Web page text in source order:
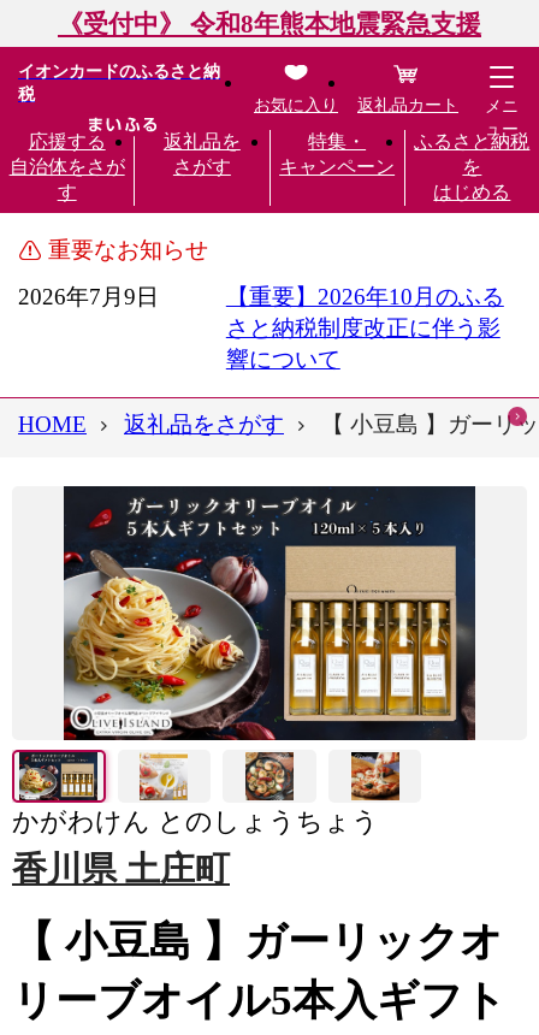
《受付中》 令和8年熊本地震緊急支援
イオンカードのふるさと納
税
応援する
自治体をさが
す
返礼品を
さがす
特集・
キャンペーン
ふるさと納税
を
はじめる
お気に入り 返礼品カート
メニ
ュー
重要なお知らせ
2026年7月9日
【重要】2026年10月のふる
さと納税制度改正に伴う影
響について
HOME 返礼品をさがす 【 小豆島 】ガーリ
かがわけん とのしょうちょう
香川県 土庄町
【 小豆島 】ガーリックオ
リーブオイル5本入ギフト